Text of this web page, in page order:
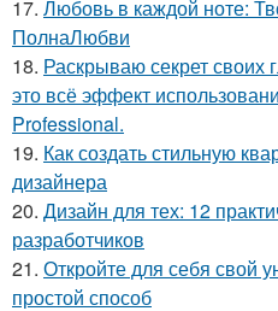
17. Любовь в каждой ноте:
ПолнаЛюбви
18. Раскрываю секрет своих
это всё эффект
Professional.
19. Как создать стильную
дизайнера
20. Дизайн для тех: 12
разработчиков
21. Откройте для себя свой
простой способ